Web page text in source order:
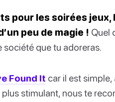
pour les soirées jeux,
peu de magie ! Quel
société que tu adoreras.
Found It car il est
stimulant, nous te